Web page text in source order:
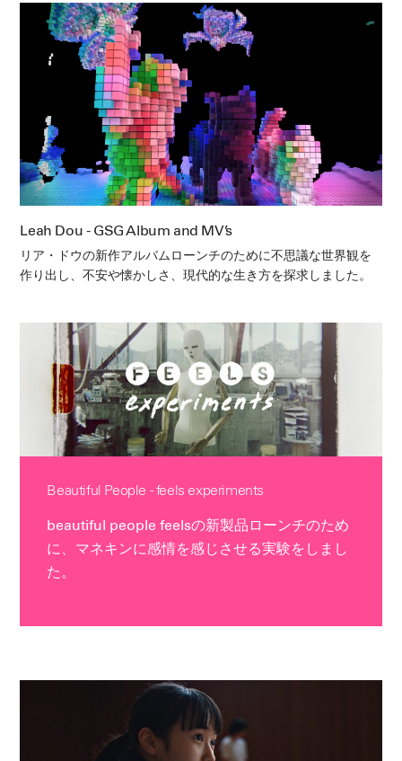
Leah Dou - GSG Album and MV’s
リア・ドウの新作アルバムローンチのために不思議な世界観を
作り出し、不安や懐かしさ、現代的な生き方を探求しました。
Beautiful People - feels experiments
beautiful people feelsの新製品ローンチのため
に、マネキンに感情を感じさせる実験をしまし
た。